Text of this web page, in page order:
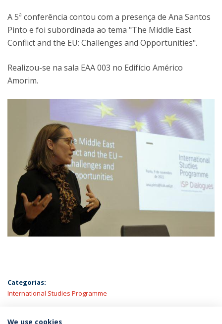
A 5ª conferência contou com a presença de Ana Santos
Pinto e foi subordinada ao tema "The Middle East
Conflict and the EU: Challenges and Opportunities".
Realizou-se na sala EAA 003 no Edifício Américo
Amorim.
Categorias:
International Studies Programme
We use cookies